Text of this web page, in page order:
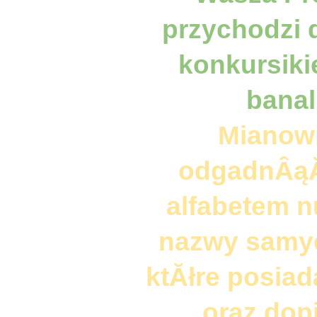
przychodzi
alfabetem
nazwy
ktĂłre